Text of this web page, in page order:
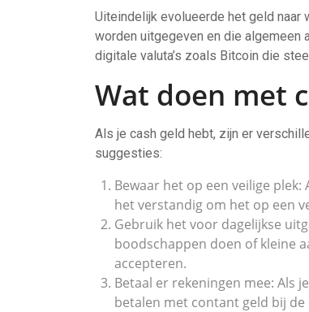
Uiteindelijk evolueerde het geld naar
worden uitgegeven en die algemeen
digitale valuta’s zoals Bitcoin die
Wat doen met
Als je cash geld hebt, zijn er
suggesties:
Bewaar het op een veilige
het verstandig om het op een
Gebruik het voor dagelijkse
boodschappen doen of kleine
accepteren.
Betaal er rekeningen mee: Als
betalen met contant geld bij de